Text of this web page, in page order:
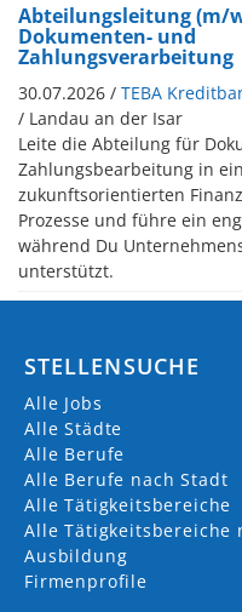
Abteilungsleitung (m/
Dokumenten- und
Zahlungsverarbeitung
30.07.2026 / TEBA
/ Landau an der Isar
Leite die Abteilung für
Zahlungsbearbeitung in
zukunftsorientierten
Prozesse und führe ein
während Du
unterstützt.
STELLENSUCHE
Alle Jobs
Alle Städte
Alle Berufe
Alle Berufe nach Stadt
Alle Tätigkeitsbereiche
Alle Tätigkeitsbereiche
Ausbildung
Firmenprofile